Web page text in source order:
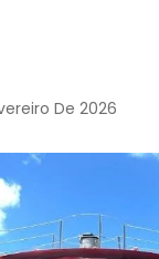
De 2026